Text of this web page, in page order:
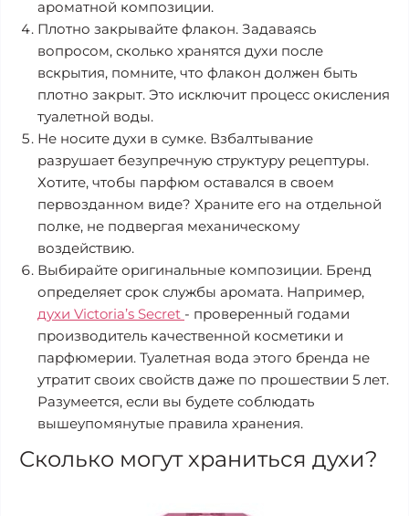
ароматной композиции.
Плотно закрывайте флакон. Задаваясь
вопросом, сколько хранятся духи после
вскрытия, помните, что флакон должен быть
плотно закрыт. Это исключит процесс окисления
туалетной воды.
Не носите духи в сумке. Взбалтывание
разрушает безупречную структуру рецептуры.
Хотите, чтобы парфюм оставался в своем
первозданном виде? Храните его на отдельной
полке, не подвергая механическому
воздействию.
Выбирайте оригинальные композиции. Бренд
определяет срок службы аромата. Например,
духи Victoria’s Secret - проверенный годами
производитель качественной косметики и
парфюмерии. Туалетная вода этого бренда не
утратит своих свойств даже по прошествии 5 лет.
Разумеется, если вы будете соблюдать
вышеупомянутые правила хранения.
Сколько могут храниться духи?